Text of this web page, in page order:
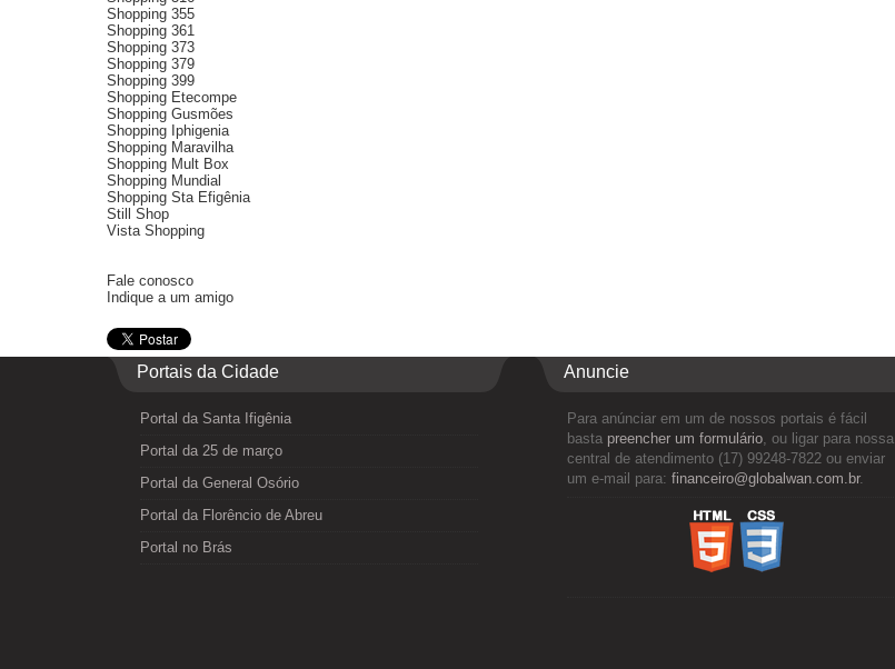
Shopping 355
Shopping 361
Shopping 373
Shopping 379
Shopping 399
Shopping Etecompe
Shopping Gusmões
Shopping Iphigenia
Shopping Maravilha
Shopping Mult Box
Shopping Mundial
Shopping Sta Efigênia
Still Shop
Vista Shopping
Fale conosco
Indique a um amigo
Portais da Cidade
Portal da Santa Ifigênia
Portal da 25 de março
Portal da General Osório
Portal da Florêncio de Abreu
Portal no Brás
Anuncie
Para anúnciar em um de nossos portais é fácil
basta preencher um formulário, ou ligar para nossa
central de atendimento (17) 99248-7822 ou enviar
um e-mail para: financeiro@globalwan.com.br.